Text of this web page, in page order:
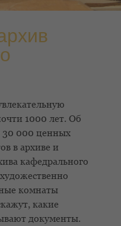
1000 лет. Об
30 000 ценных
в архиве и
кафедрального
комнаты
какие
документы.